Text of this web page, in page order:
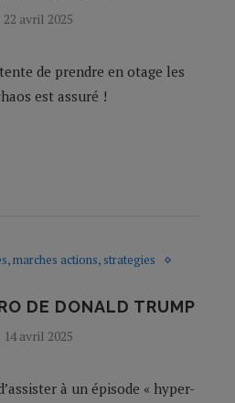
22 avril 2025
de prendre en otage les
est assuré !
marches actions, strategies
DE DONALD TRUMP
14 avril 2025
à un épisode « hyper-